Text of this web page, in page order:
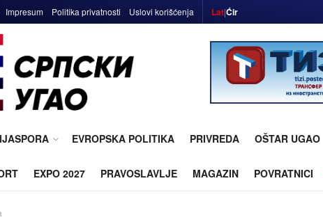
Impresum Politika privatnosti Uslovi korišćenja Lat|Ćir
EVROPSKA POLITIKA PRIVREDA OŠTAR UGAO
EXPO 2027 PRAVOSLAVLJE MAGAZIN POVRATNICI